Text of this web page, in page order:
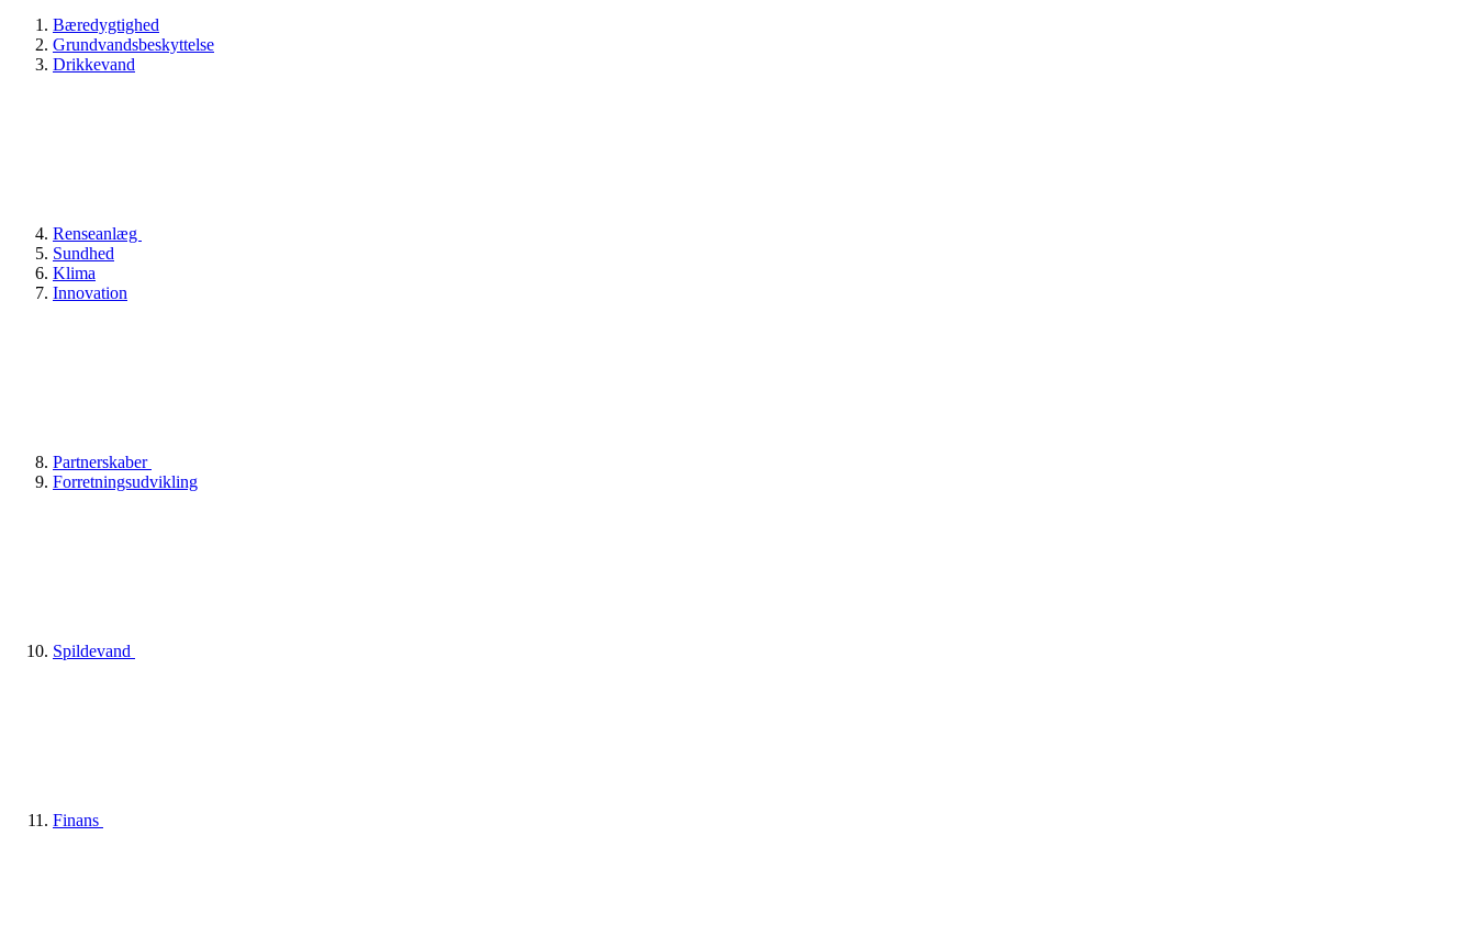
Bæredygtighed
Grundvandsbeskyttelse
Drikkevand
Renseanlæg
Sundhed
Klima
Innovation
Partnerskaber
Forretningsudvikling
Spildevand
Finans